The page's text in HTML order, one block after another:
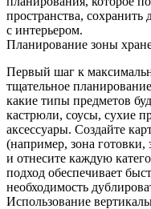
пространства,
с интерьером.
Планирование зоны
Первый шаг к
тщательное
какие типы предметов
кастрюли, соусы, сухие
аксессуары. Создайте
(например, зона готовки,
и отнесите каждую
подход обеспечивает
необходимость
Использование